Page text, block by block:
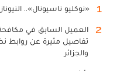
1 «نوكليو ناسيونال»..
2
العميل السابق في
تفاصيل مثيرة عن روابط
والجزائر